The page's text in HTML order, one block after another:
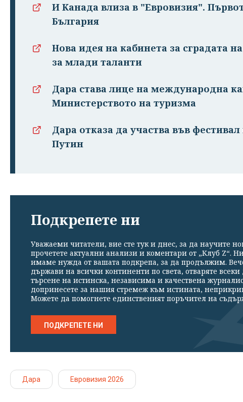
И Канада влиза в "Евровизия".
България
Нова идея на кабинета за сградата
за млади таланти
Дара става лице на международна
Министерството на туризма
Дара отказа да участва във
Путин
Подкрепете ни
Уважаеми читатели, вие сте тук и днес, за да научите
прочетете актуални анализи и коментари от „Клуб Z“.
имаме нужда от вашата подкрепа, за да продължим.
държави на всички континенти по света, отваряте
търсене на истинска, независима и качествена
допринесете за нашия стремеж към истината,
Можете да помогнете единственият поръчител на
ПОДКРЕПЕТЕ НИ
Дара Евровизия 2026